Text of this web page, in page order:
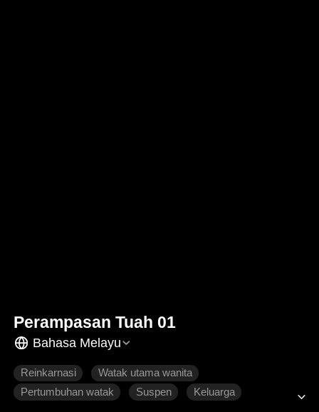
Perampasan Tuah 01
Bahasa Melayu
Reinkarnasi
Watak utama wanita
Pertumbuhan watak
Suspen Keluarga